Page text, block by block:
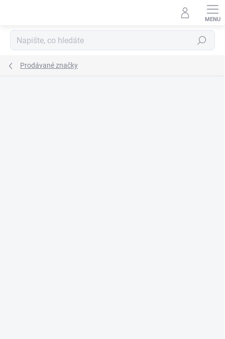
Hledat
Prodávané značky